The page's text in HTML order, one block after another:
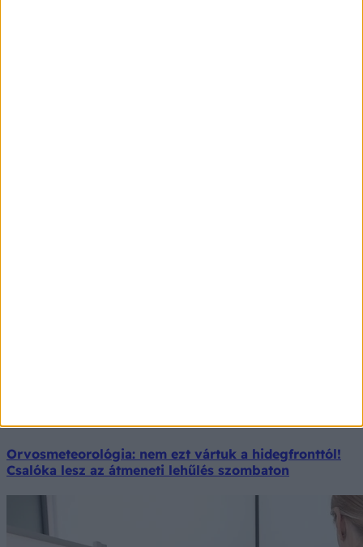
Orvosmeteorológia: nem ezt vártuk a hidegfronttól!
Csalóka lesz az átmeneti lehűlés szombaton